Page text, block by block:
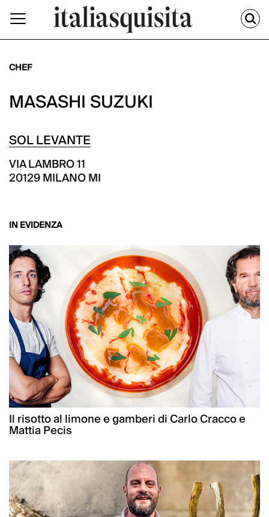
CHEF
MASASHI SUZUKI
SOL LEVANTE
VIA LAMBRO 11
20129 MILANO MI
IN EVIDENZA
Il risotto al limone e gamberi di Carlo Cracco e
Mattia Pecis